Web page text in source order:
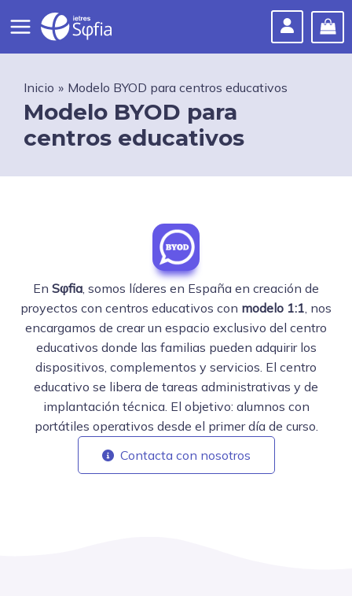
Main
Inicio Modelo BYOD para centros educativos
Modelo BYOD para
centros educativos
En Sφfia, somos líderes en España en creación de
proyectos con centros educativos con modelo 1:1, nos
encargamos de crear un espacio exclusivo del centro
educativos donde las familias pueden adquirir los
dispositivos, complementos y servicios. El centro
educativo se libera de tareas administrativas y de
implantación técnica. El objetivo: alumnos con
portátiles operativos desde el primer día de curso.
Contacta con nosotros